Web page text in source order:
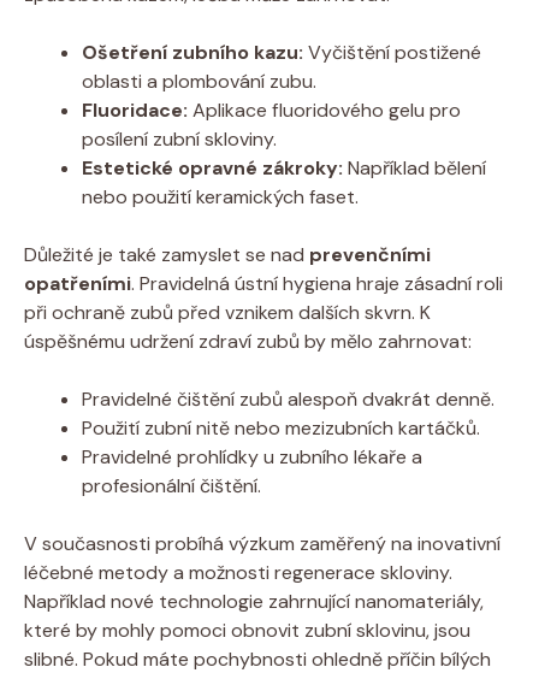
Ošetření zubního kazu: Vyčištění postižené
oblasti a plombování zubu.
Fluoridace: Aplikace fluoridového gelu pro
posílení zubní skloviny.
Estetické opravné zákroky: Například bělení
nebo použití keramických faset.
Důležité je také zamyslet se nad prevenčními
opatřeními. Pravidelná ústní hygiena hraje zásadní roli
při ochraně zubů před vznikem dalších skvrn. K
úspěšnému udržení zdraví zubů by mělo zahrnovat:
Pravidelné čištění zubů alespoň dvakrát denně.
Použití zubní nitě nebo mezizubních kartáčků.
Pravidelné prohlídky u zubního lékaře a
profesionální čištění.
V současnosti probíhá výzkum zaměřený na inovativní
léčebné metody a možnosti regenerace skloviny.
Například nové technologie zahrnující nanomateriály,
které by mohly pomoci obnovit zubní sklovinu, jsou
slibné. Pokud máte pochybnosti ohledně příčin bílých